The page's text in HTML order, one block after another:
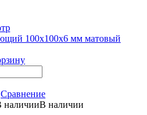
100х100х6 мм матовый
Сравнение
В наличии